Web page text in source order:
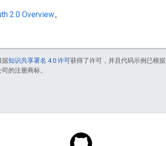
2.0 Overview。
据知识共享署名 4.0 许可获得了许可，并且代码示例已根据
的注册商标。